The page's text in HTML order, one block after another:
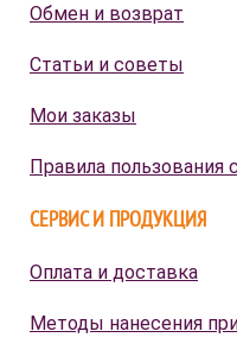
Обмен и возврат
Статьи и советы
Мои заказы
Правила пользования
СЕРВИС И ПРОДУКЦИЯ
Оплата и доставка
Методы нанесения